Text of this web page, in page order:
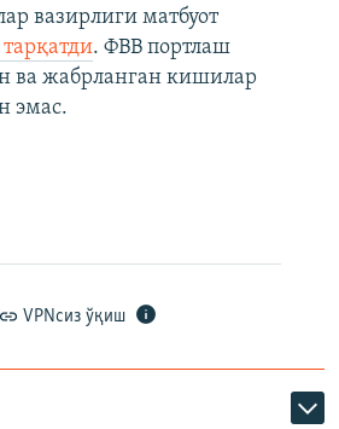
вазирлиги матбуот
. ФВВ портлаш
ва жабрланган кишилар
эмас.
VPNсиз ўқиш